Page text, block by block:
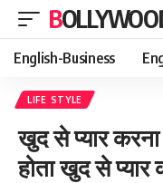
English-Business
LIFE STYLE
खुद से प्यार
होता खुद से